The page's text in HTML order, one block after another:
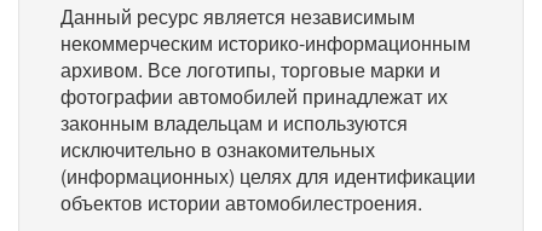
Данный ресурс является независимым
некоммерческим историко-информационным
архивом. Все логотипы, торговые марки и
фотографии автомобилей принадлежат их
законным владельцам и используются
исключительно в ознакомительных
(информационных) целях для идентификации
объектов истории автомобилестроения.